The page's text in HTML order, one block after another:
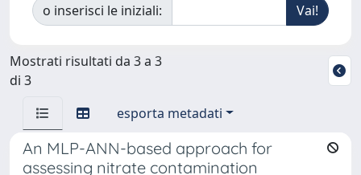
o inserisci le iniziali:
Mostrati risultati da 3 a 3
di 3
esporta metadati
An MLP-ANN-based approach for
assessing nitrate contamination